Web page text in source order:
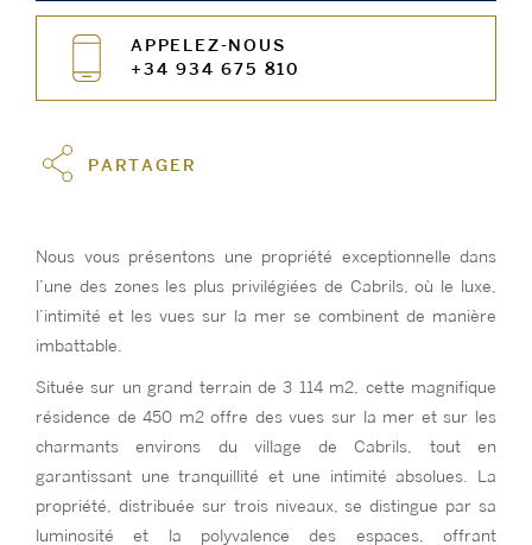
APPELEZ-NOUS
+34 934 675 810
PARTAGER
Nous vous présentons une propriété exceptionnelle dans
l’une des zones les plus privilégiées de Cabrils, où le luxe,
l’intimité et les vues sur la mer se combinent de manière
imbattable.
Située sur un grand terrain de 3 114 m2, cette magnifique
résidence de 450 m2 offre des vues sur la mer et sur les
charmants environs du village de Cabrils, tout en
garantissant une tranquillité et une intimité absolues. La
propriété, distribuée sur trois niveaux, se distingue par sa
luminosité et la polyvalence des espaces, offrant